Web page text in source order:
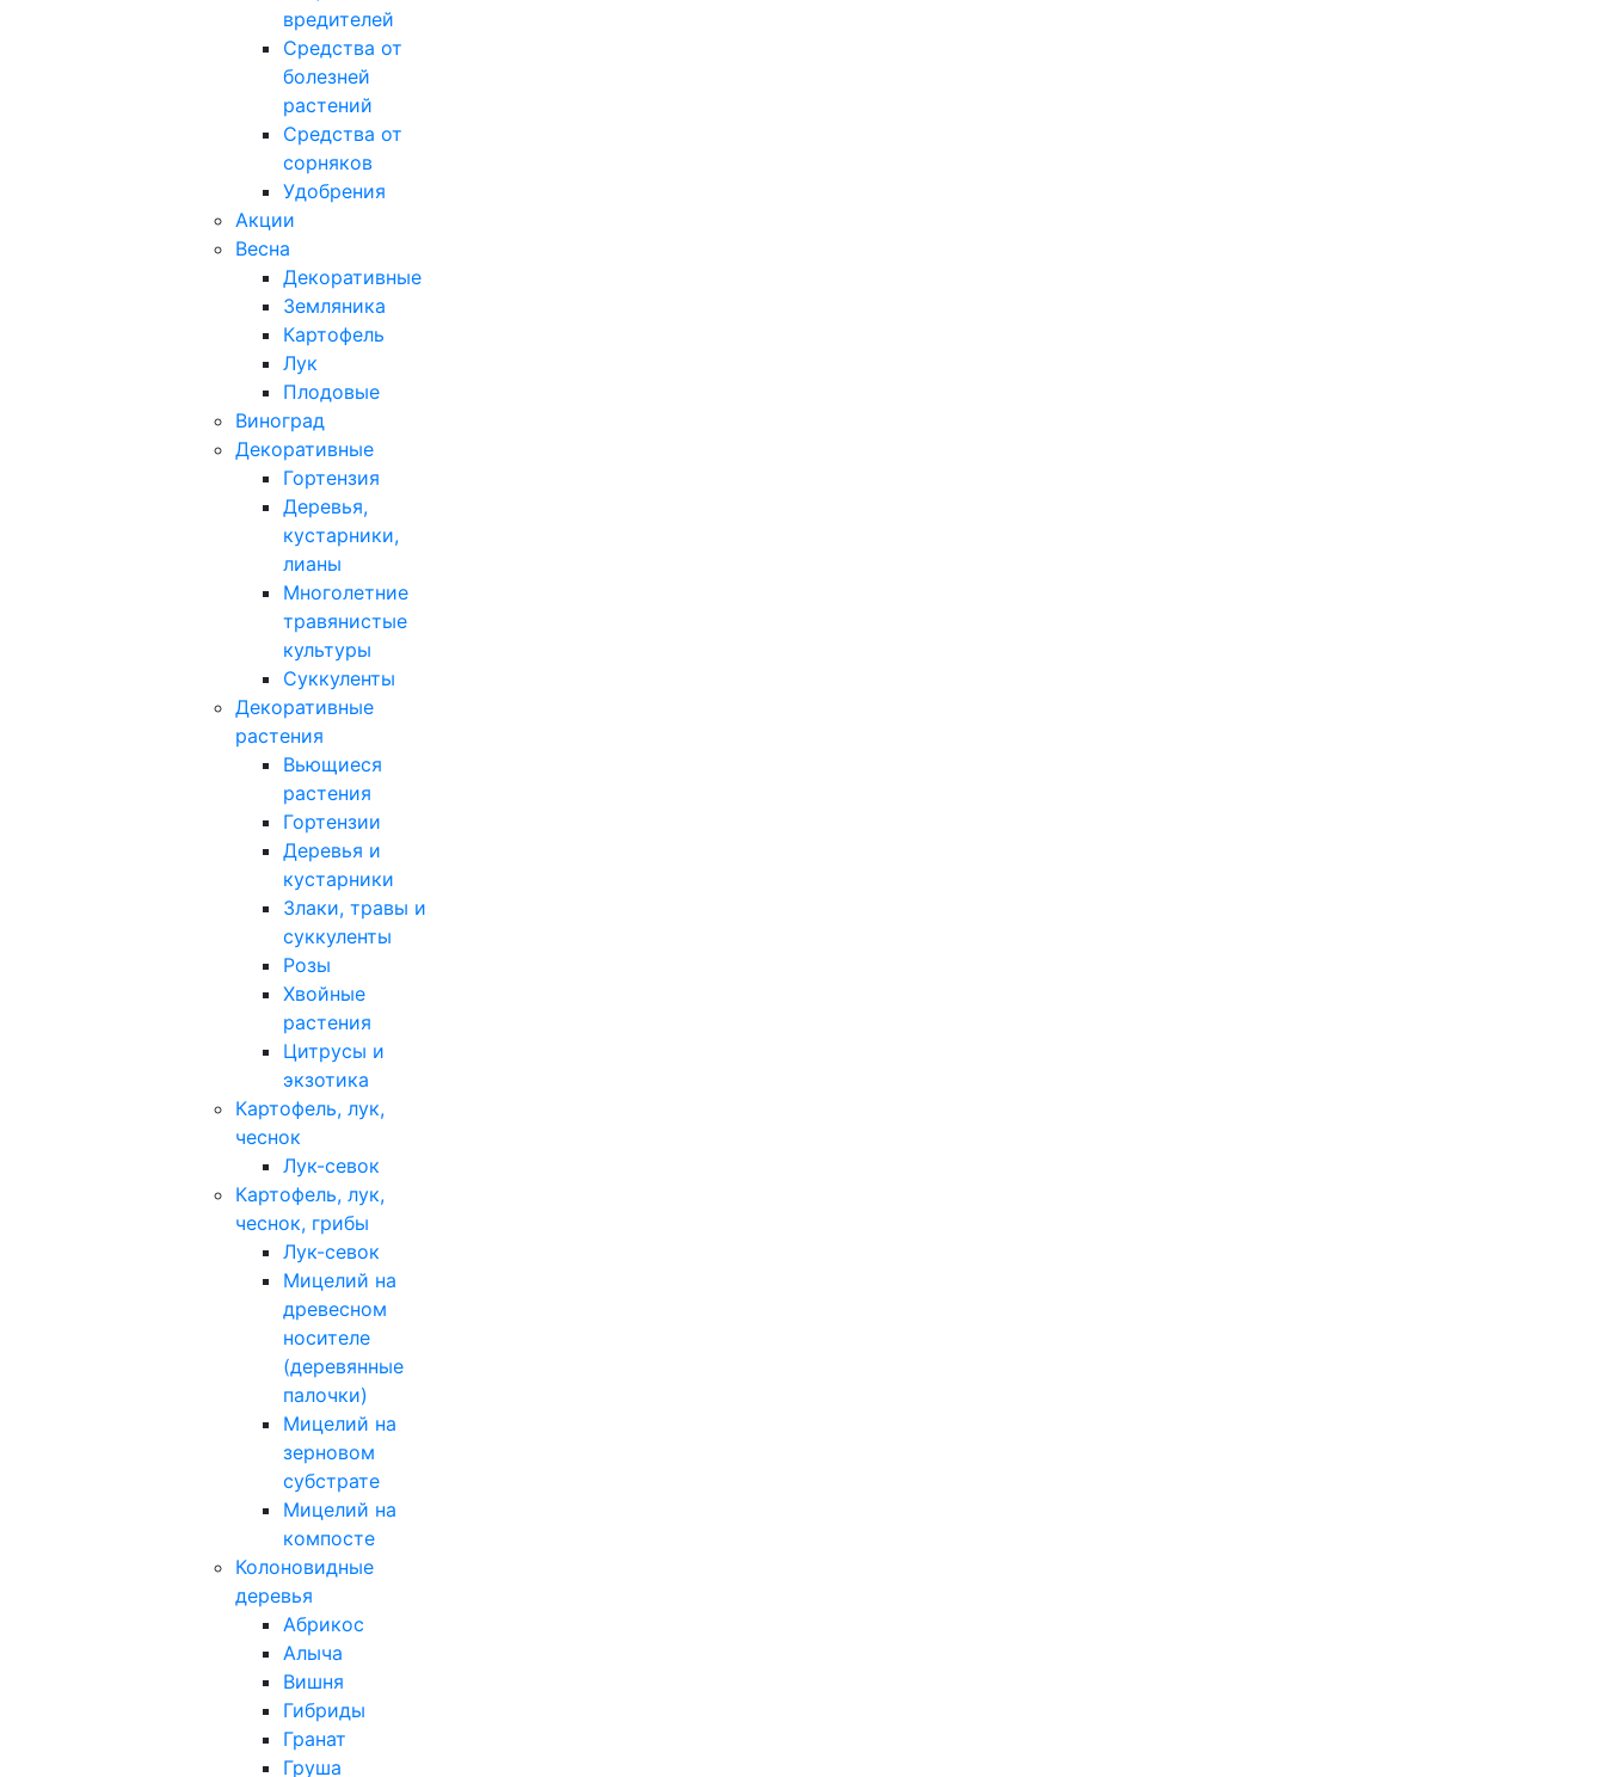
вредителей
Средства от
болезней
растений
Средства от
сорняков
Удобрения
Акции
Весна
Декоративные
Земляника
Картофель
Лук
Плодовые
Виноград
Декоративные
Гортензия
Деревья,
кустарники,
лианы
Многолетние
травянистые
культуры
Суккуленты
Декоративные
растения
Вьющиеся
растения
Гортензии
Деревья и
кустарники
Злаки, травы и
суккуленты
Розы
Хвойные
растения
Цитрусы и
экзотика
Картофель, лук,
чеснок
Лук-севок
Картофель, лук,
чеснок, грибы
Лук-севок
Мицелий на
древесном
носителе
(деревянные
палочки)
Мицелий на
зерновом
субстрате
Мицелий на
компосте
Колоновидные
деревья
Абрикос
Алыча
Вишня
Гибриды
Гранат
Груша